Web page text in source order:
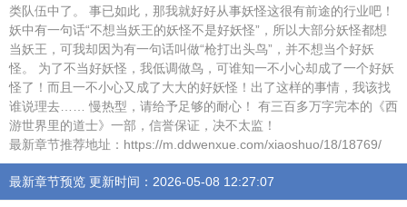
类队伍中了。 事已如此，那我就好好从事妖怪这很有前途的行业吧！
妖中有一句话“不想当妖王的妖怪不是好妖怪”，所以大部分妖怪都想
当妖王，可我却因为有一句话叫做“枪打出头鸟”，并不想当个好妖
怪。 为了不当好妖怪，我低调做鸟，可谁知一不小心却成了一个好妖
怪了！而且一不小心又成了大大的好妖怪！出了这样的事情，我该找
谁说理去…… 慢热型，请给予足够的耐心！ 有三百多万字完本的《西
游世界里的道士》一部，信誉保证，决不太监！
最新章节推荐地址：https://m.ddwenxue.com/xiaoshuo/18/18769/
最新章节预览 更新时间：2026-05-08 12:27:07